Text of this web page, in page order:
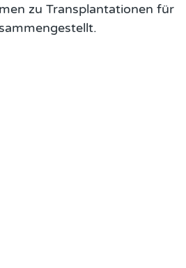
zu Transplantationen für